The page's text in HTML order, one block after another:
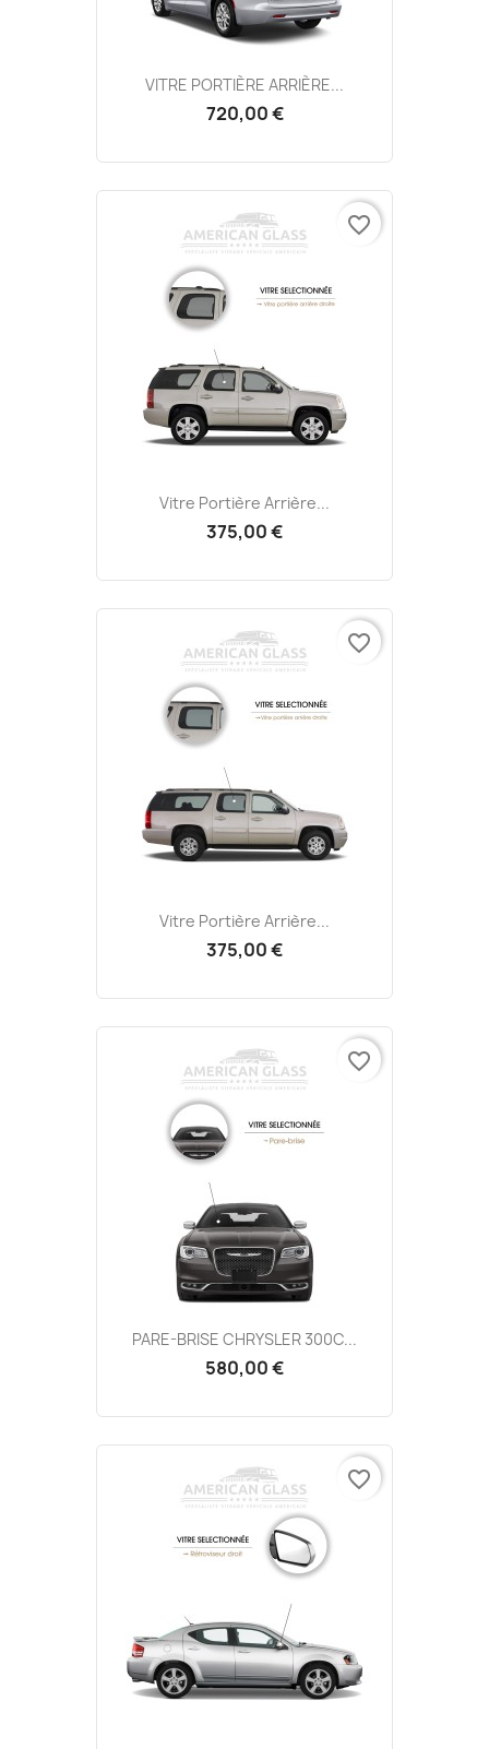
VITRE PORTIÈRE ARRIÈRE...
720,00 €
Vitre Portière Arrière...
375,00 €
favorite_border
Vitre Portière Arrière...
375,00 €
favorite_border
PARE-BRISE CHRYSLER 300C...
580,00 €
favorite_border
favorite_border